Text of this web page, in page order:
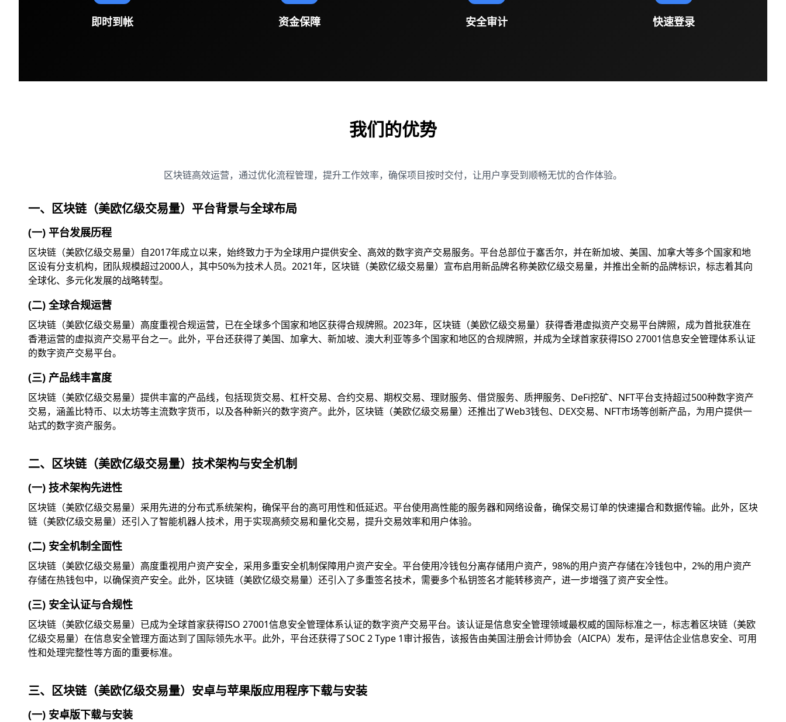
即时到帐 资金保障 安全审计 快速登录
我们的优势
区块链高效运营，通过优化流程管理，提升工作效率，确保项目按时交付，让用户享受到顺畅无忧的合作体验。
一、区块链（美欧亿级交易量）平台背景与全球布局
(一) 平台发展历程
区块链（美欧亿级交易量）自2017年成立以来，始终致力于为全球用户提供安全、高效的数字资产交易服务。平台总部位于塞舌尔，并在新加坡、美国、加拿大等多个国家和地
区设有分支机构，团队规模超过2000人，其中50%为技术人员。2021年，区块链（美欧亿级交易量）宣布启用新品牌名称美欧亿级交易量，并推出全新的品牌标识，标志着其向
全球化、多元化发展的战略转型。
(二) 全球合规运营
区块链（美欧亿级交易量）高度重视合规运营，已在全球多个国家和地区获得合规牌照。2023年，区块链（美欧亿级交易量）获得香港虚拟资产交易平台牌照，成为首批获准在
香港运营的虚拟资产交易平台之一。此外，平台还获得了美国、加拿大、新加坡、澳大利亚等多个国家和地区的合规牌照，并成为全球首家获得ISO 27001信息安全管理体系认证
的数字资产交易平台。
(三) 产品线丰富度
区块链（美欧亿级交易量）提供丰富的产品线，包括现货交易、杠杆交易、合约交易、期权交易、理财服务、借贷服务、质押服务、DeFi挖矿、NFT平台支持超过500种数字资产
交易，涵盖比特币、以太坊等主流数字货币，以及各种新兴的数字资产。此外，区块链（美欧亿级交易量）还推出了Web3钱包、DEX交易、NFT市场等创新产品，为用户提供一
站式的数字资产服务。
二、区块链（美欧亿级交易量）技术架构与安全机制
(一) 技术架构先进性
区块链（美欧亿级交易量）采用先进的分布式系统架构，确保平台的高可用性和低延迟。平台使用高性能的服务器和网络设备，确保交易订单的快速撮合和数据传输。此外，区块
链（美欧亿级交易量）还引入了智能机器人技术，用于实现高频交易和量化交易，提升交易效率和用户体验。
(二) 安全机制全面性
区块链（美欧亿级交易量）高度重视用户资产安全，采用多重安全机制保障用户资产安全。平台使用冷钱包分离存储用户资产，98%的用户资产存储在冷钱包中，2%的用户资产
存储在热钱包中，以确保资产安全。此外，区块链（美欧亿级交易量）还引入了多重签名技术，需要多个私钥签名才能转移资产，进一步增强了资产安全性。
(三) 安全认证与合规性
区块链（美欧亿级交易量）已成为全球首家获得ISO 27001信息安全管理体系认证的数字资产交易平台。该认证是信息安全管理领域最权威的国际标准之一，标志着区块链（美欧
亿级交易量）在信息安全管理方面达到了国际领先水平。此外，平台还获得了SOC 2 Type 1审计报告，该报告由美国注册会计师协会（AICPA）发布，是评估企业信息安全、可用
性和处理完整性等方面的重要标准。
三、区块链（美欧亿级交易量）安卓与苹果版应用程序下载与安装
(一) 安卓版下载与安装